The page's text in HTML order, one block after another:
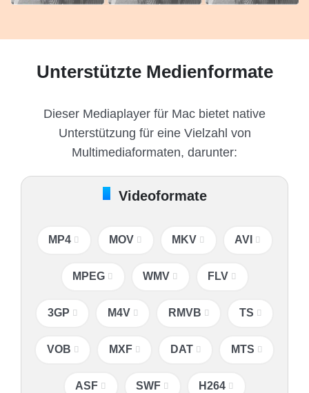
Unterstützte Medienformate
Dieser Mediaplayer für Mac bietet native
Unterstützung für eine Vielzahl von
Multimediaformaten, darunter:
Videoformate
MP4 MOV MKV AVI
MPEG WMV FLV
3GP M4V RMVB TS
VOB MXF DAT MTS
ASF SWF H264